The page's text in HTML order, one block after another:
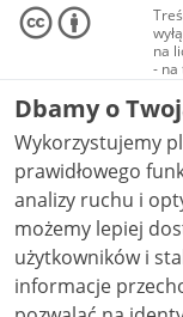
na
- na
NC-
Dbamy o
Wykorzystujemy
prawidłowego
analizy ruchu i
możemy lepiej
użytkowników i stale
informacje